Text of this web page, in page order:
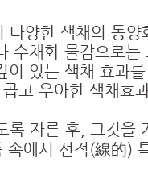
다양한 색채의 동양
수채화 물감으로는
이 있는 색채 효과를
고 우아한 색채효
록 자른 후, 그것을
속에서 선적(線的)